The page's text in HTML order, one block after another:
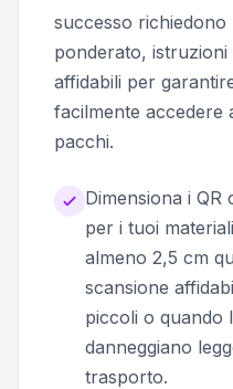
successo
ponderato,
affidabili per
facilmente accedere
pacchi.
Dimensiona i
per i tuoi
almeno 2,5 cm
scansione
piccoli o quando
danneggiano
trasporto.